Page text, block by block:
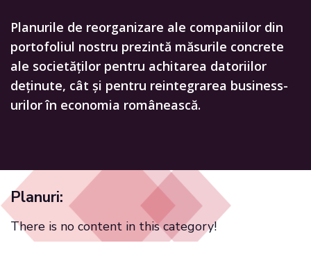
Planurile de reorganizare ale companiilor din
portofoliul nostru prezintă măsurile concrete
ale societăților pentru achitarea datoriilor
deținute, cât și pentru reintegrarea business-
urilor în economia românească.
Planuri:
There is no content in this category!